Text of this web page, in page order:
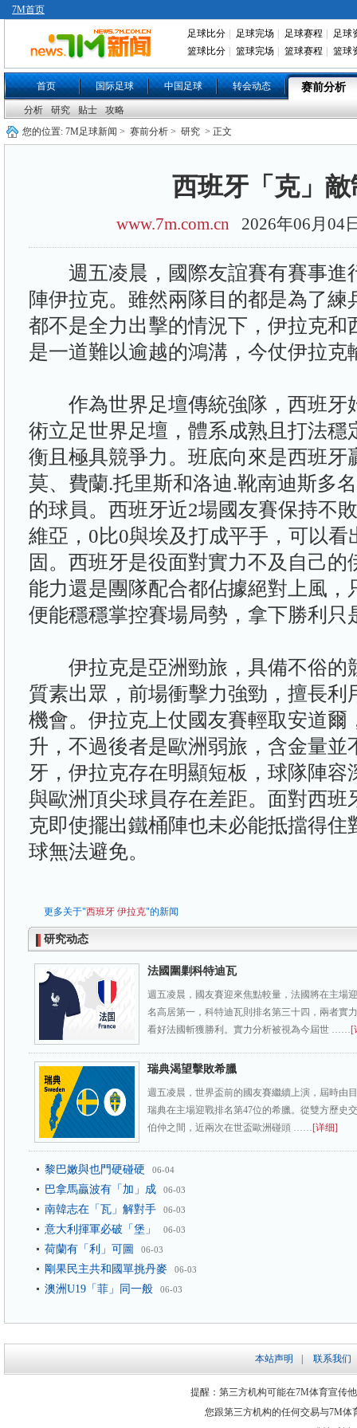
7M首页
足球比分 足球完场 足球赛程
足球
篮球比分
篮球完场 篮球赛程 篮球
首页 国际足球 中国足球 转会动态 赛前分析
分析 研究 贴士
攻略
您的位置: 7M足球新闻 > 赛前分析 > 研究 > 正文
西班牙「克」敵
www.7m.com.cn 2026年06月04
週五凌晨，國際友誼賽有賽事進
陣伊拉克。雖然兩隊目的都是為了練
都不是全力出擊的情況下，伊拉克和
是一道難以逾越的鴻溝，今仗伊拉克
作為世界足壇傳統強隊，西班牙
術立足世界足壇，體系成熟且打法穩
衡且極具競爭力。班底向來是西班牙
莫、費蘭.托里斯和洛迪.靴南迪斯多
的球員。西班牙近2場國友賽保持不
維亞，0比0與埃及打成平手，可以看
固。西班牙是役面對實力不及自己的
能力還是團隊配合都佔據絕對上風，
便能穩穩掌控賽場局勢，拿下勝利只
伊拉克是亞洲勁旅，具備不俗的
質素出眾，前場衝擊力強勁，擅長利
機會。伊拉克上仗國友賽輕取安道爾
升，不過後者是歐洲弱旅，含金量並
牙，伊拉克存在明顯短板，球隊陣容
與歐洲頂尖球員存在差距。面對西班
克即使擺出鐵桶陣也未必能抵擋得住
球無法避免。
更多关于"西班牙 伊拉克"的新闻
研究动态
法國圍剿科特迪瓦
週五凌晨，國友賽迎來焦點較量，法國將在主場
名高居第一，科特迪瓦則排名第三十四，兩者實
看好法國斬獲勝利。實力分析被視為今屆世 ……[
瑞典渴望擊敗希臘
週五凌晨，世界盃前的國友賽繼續上演，屆時由
瑞典在主場迎戰排名第47位的希臘。從雙方歷史
伯仲之間，近兩次在世盃歐洲碰頭 ……[详细]
黎巴嫩與也門硬碰硬 06-04
巴拿馬贏波有「加」成 06-03
南韓志在「瓦」解對手 06-03
意大利揮軍必破「堡」 06-03
荷蘭有「利」可圖 06-03
剛果民主共和國單挑丹麥 06-03
澳洲U19「菲」同一般 06-03
本站声明 联系我们
提醒：第三方机构可能在7M体育宣传
您跟第三方机构的任何交易与7M